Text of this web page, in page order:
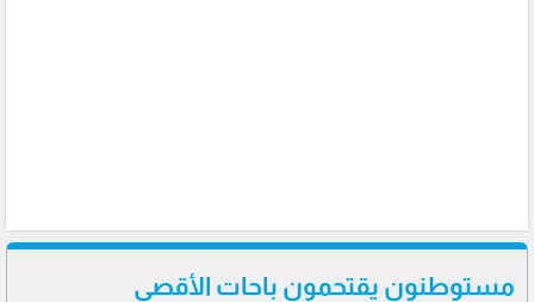
مستوطنون يقتحمون باحات الأقصى